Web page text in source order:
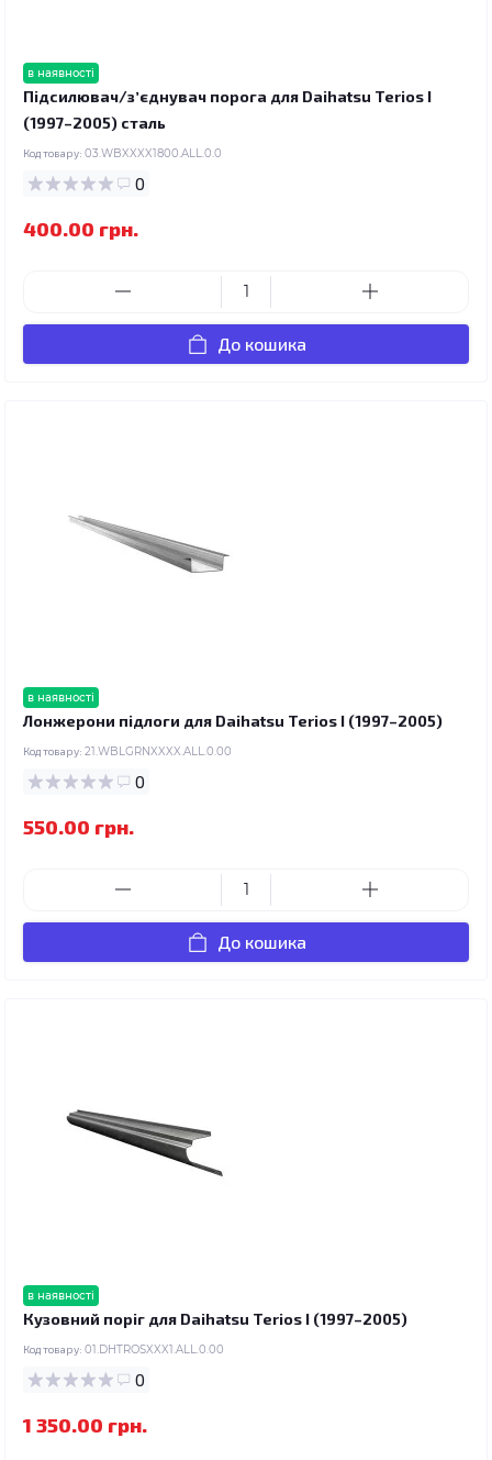
в наявності
Підсилювач/зʼєднувач порога для Daihatsu Terios I
(1997–2005) сталь
Код товару: 03.WBXXXX1800.ALL.0.0
0
400.00 грн.
До кошика
в наявності
Лонжерони підлоги для Daihatsu Terios I (1997–2005)
Код товару: 21.WBLGRNXXXX.ALL.0.00
0
550.00 грн.
До кошика
в наявності
Кузовний поріг для Daihatsu Terios I (1997–2005)
Код товару: 01.DHTROSXXX1.ALL.0.00
0
1 350.00 грн.